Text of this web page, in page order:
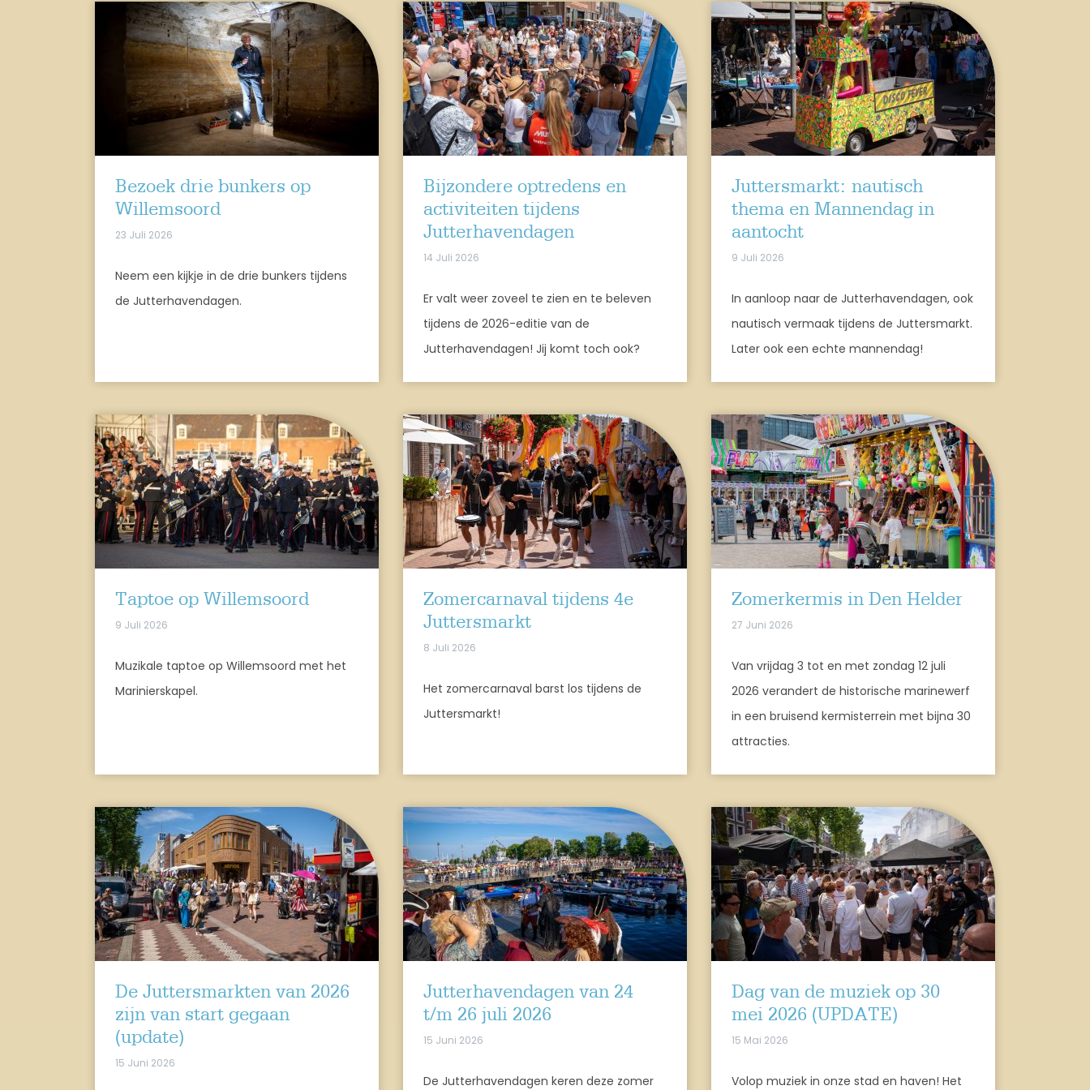
Bezoek drie bunkers op
Willemsoord
23 Juli 2026
Neem een kijkje in de drie bunkers tijdens
de Jutterhavendagen.
Bijzondere optredens en
activiteiten tijdens
Jutterhavendagen
14 Juli 2026
Er valt weer zoveel te zien en te beleven
tijdens de 2026-editie van de
Jutterhavendagen! Jij komt toch ook?
Juttersmarkt: nautisch
thema en Mannendag in
aantocht
9 Juli 2026
In aanloop naar de Jutterhavendagen, ook
nautisch vermaak tijdens de Juttersmarkt.
Later ook een echte mannendag!
Taptoe op Willemsoord
9 Juli 2026
Muzikale taptoe op Willemsoord met het
Marinierskapel.
Zomercarnaval tijdens 4e
Juttersmarkt
8 Juli 2026
Het zomercarnaval barst los tijdens de
Juttersmarkt!
Zomerkermis in Den Helder
27 Juni 2026
Van vrijdag 3 tot en met zondag 12 juli
2026 verandert de historische marinewerf
in een bruisend kermisterrein met bijna 30
attracties.
De Juttersmarkten van 2026
zijn van start gegaan
(update)
15 Juni 2026
Jutterhavendagen van 24
t/m 26 juli 2026
15 Juni 2026
De Jutterhavendagen keren deze zomer
Dag van de muziek op 30
mei 2026 (UPDATE)
15 Mai 2026
Volop muziek in onze stad en haven! Het